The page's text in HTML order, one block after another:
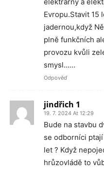
Evropu.Stavit 15
jadernou,když
plně funkčních
provozu kvůli
smysl……
Odpověď
jindřich 1
19. 7. 2024 At 12:29
Bude na stavbu
se odborníci
let ? Když
hrůzovládě to